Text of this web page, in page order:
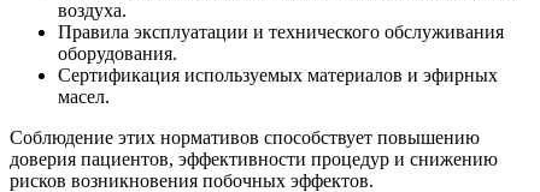
воздуха.
Правила эксплуатации и технического обслуживания
оборудования.
Сертификация используемых материалов и эфирных
масел.
Соблюдение этих нормативов способствует повышению
доверия пациентов, эффективности процедур и снижению
рисков возникновения побочных эффектов.